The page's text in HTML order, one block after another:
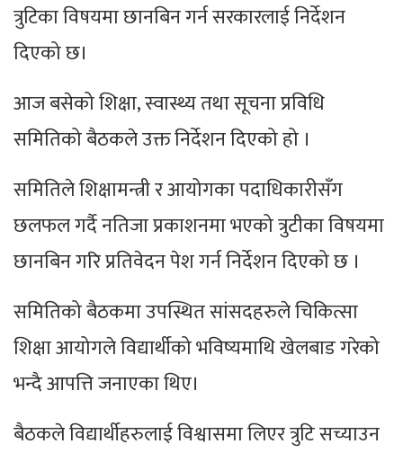
त्रुटिका विषयमा छानबिन गर्न सरकारलाई निर्देशन
दिएको छ।
आज बसेको शिक्षा, स्वास्थ्य तथा सूचना प्रविधि
समितिको बैठकले उक्त निर्देशन दिएको हो ।
समितिले शिक्षामन्त्री र आयोगका पदाधिकारीसँग
छलफल गर्दै नतिजा प्रकाशनमा भएको त्रुटीका विषयमा
छानबिन गरि प्रतिवेदन पेश गर्न निर्देशन दिएको छ ।
समितिको बैठकमा उपस्थित सांसदहरुले चिकित्सा
शिक्षा आयोगले विद्यार्थीको भविष्यमाथि खेलबाड गरेको
भन्दै आपत्ति जनाएका थिए।
बैठकले विद्यार्थीहरुलाई विश्वासमा लिएर त्रुटि सच्याउन